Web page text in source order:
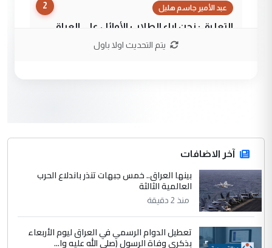
2 عبد الأمير جاسم هليل
التعليق : نحن اباء الطلاب الأوائل على العراق
نتشرف بلقاء السيد احمد الصافي في العتبات
التعليق : قرار مستعجل جدا ولامصلحة فيه
للوزاره ولا للمواطن القرار الصائب يكون بعد
الاستماع للمدير ومغرفة ...
الموضوع :
وزير الصحة يعفي مدير مستشفى الكرخ
العام في بغداد
4 سردار
يتم التحديث اولا باول
آخر الاضافات
بينها العراق.. خمس جبهات تنذر باندلاع الحرب
العالمية الثالثة
منذ 2 دقيقة
تعطيل الدوام الرسمي في العراق ليوم الأربعاء
بذكرى وفاة الرسول (صلى الله عليه وا...